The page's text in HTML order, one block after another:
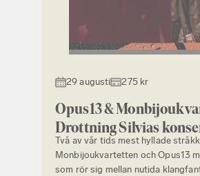
29 augusti 275 kr
Opus13 &
Drottning Silvias
Två av vår tids mest hyllade
Monbijoukvartetten och Opus13
som rör sig mellan nutida